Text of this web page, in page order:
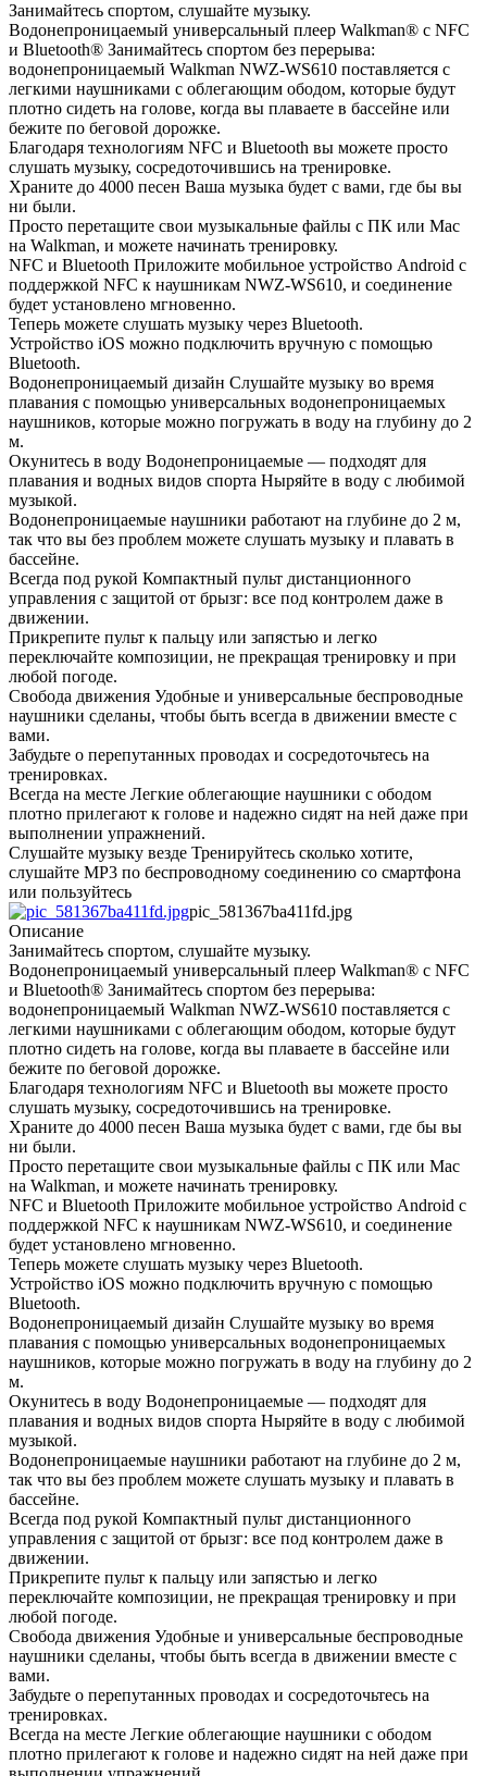
Занимайтесь спортом, слушайте музыку.
Водонепроницаемый универсальный плеер Walkman® с NFC
и Bluetooth® Занимайтесь спортом без перерыва:
водонепроницаемый Walkman NWZ-WS610 поставляется с
легкими наушниками с облегающим ободом, которые будут
плотно сидеть на голове, когда вы плаваете в бассейне или
бежите по беговой дорожке.
Благодаря технологиям NFC и Bluetooth вы можете просто
слушать музыку, сосредоточившись на тренировке.
Храните до 4000 песен Ваша музыка будет с вами, где бы вы
ни были.
Просто перетащите свои музыкальные файлы с ПК или Mac
на Walkman, и можете начинать тренировку.
NFC и Bluetooth Приложите мобильное устройство Android с
поддержкой NFC к наушникам NWZ-WS610, и соединение
будет установлено мгновенно.
Теперь можете слушать музыку через Bluetooth.
Устройство iOS можно подключить вручную с помощью
Bluetooth.
Водонепроницаемый дизайн Слушайте музыку во время
плавания с помощью универсальных водонепроницаемых
наушников, которые можно погружать в воду на глубину до 2
м.
Окунитесь в воду Водонепроницаемые — подходят для
плавания и водных видов спорта Ныряйте в воду с любимой
музыкой.
Водонепроницаемые наушники работают на глубине до 2 м,
так что вы без проблем можете слушать музыку и плавать в
бассейне.
Всегда под рукой Компактный пульт дистанционного
управления с защитой от брызг: все под контролем даже в
движении.
Прикрепите пульт к пальцу или запястью и легко
переключайте композиции, не прекращая тренировку и при
любой погоде.
Свобода движения Удобные и универсальные беспроводные
наушники сделаны, чтобы быть всегда в движении вместе с
вами.
Забудьте о перепутанных проводах и сосредоточьтесь на
тренировках.
Всегда на месте Легкие облегающие наушники с ободом
плотно прилегают к голове и надежно сидят на ней даже при
выполнении упражнений.
Слушайте музыку везде Тренируйтесь сколько хотите,
слушайте MP3 по беспроводному соединению со смартфона
или пользуйтесь
pic_581367ba411fd.jpg
Описание
Занимайтесь спортом, слушайте музыку.
Водонепроницаемый универсальный плеер Walkman® с NFC
и Bluetooth® Занимайтесь спортом без перерыва:
водонепроницаемый Walkman NWZ-WS610 поставляется с
легкими наушниками с облегающим ободом, которые будут
плотно сидеть на голове, когда вы плаваете в бассейне или
бежите по беговой дорожке.
Благодаря технологиям NFC и Bluetooth вы можете просто
слушать музыку, сосредоточившись на тренировке.
Храните до 4000 песен Ваша музыка будет с вами, где бы вы
ни были.
Просто перетащите свои музыкальные файлы с ПК или Mac
на Walkman, и можете начинать тренировку.
NFC и Bluetooth Приложите мобильное устройство Android с
поддержкой NFC к наушникам NWZ-WS610, и соединение
будет установлено мгновенно.
Теперь можете слушать музыку через Bluetooth.
Устройство iOS можно подключить вручную с помощью
Bluetooth.
Водонепроницаемый дизайн Слушайте музыку во время
плавания с помощью универсальных водонепроницаемых
наушников, которые можно погружать в воду на глубину до 2
м.
Окунитесь в воду Водонепроницаемые — подходят для
плавания и водных видов спорта Ныряйте в воду с любимой
музыкой.
Водонепроницаемые наушники работают на глубине до 2 м,
так что вы без проблем можете слушать музыку и плавать в
бассейне.
Всегда под рукой Компактный пульт дистанционного
управления с защитой от брызг: все под контролем даже в
движении.
Прикрепите пульт к пальцу или запястью и легко
переключайте композиции, не прекращая тренировку и при
любой погоде.
Свобода движения Удобные и универсальные беспроводные
наушники сделаны, чтобы быть всегда в движении вместе с
вами.
Забудьте о перепутанных проводах и сосредоточьтесь на
тренировках.
Всегда на месте Легкие облегающие наушники с ободом
плотно прилегают к голове и надежно сидят на ней даже при